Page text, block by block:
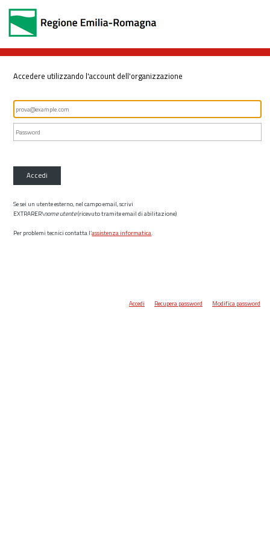
Accedere utilizzando l'account dell'organizzazione
Accedi
Se sei un utente esterno, nel campo email, scrivi
EXTRARER\nome utente(ricevuto tramite email di abilitazione)
Per problemi tecnici contatta l’assistenza informatica.
Accedi Recupera password Modifica password